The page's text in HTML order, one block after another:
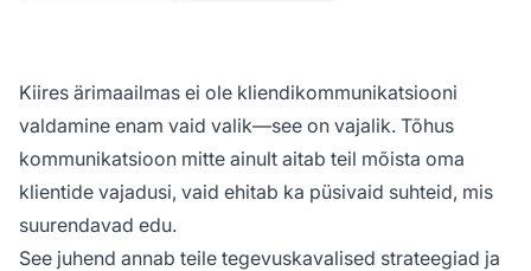
Kiires ärimaailmas ei ole kliendikommunikatsiooni
valdamine enam vaid valik—see on vajalik. Tõhus
kommunikatsioon mitte ainult aitab teil mõista oma
klientide vajadusi, vaid ehitab ka püsivaid suhteid, mis
suurendavad edu.
See juhend annab teile tegevuskavalised strateegiad ja